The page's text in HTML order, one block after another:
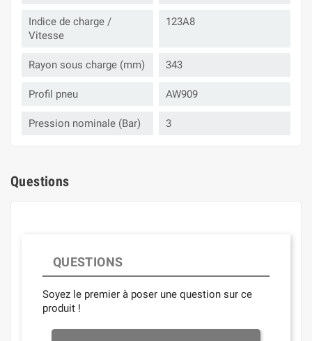
Indice de charge /
Vitesse
123A8
Rayon sous charge (mm) 343
Profil pneu AW909
Pression nominale (Bar) 3
Questions
QUESTIONS
Soyez le premier à poser une question sur ce
produit !